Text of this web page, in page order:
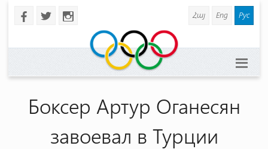
b a x Հայ Eng Рус
Боксер Артур Оганесян
завоевал в Турции